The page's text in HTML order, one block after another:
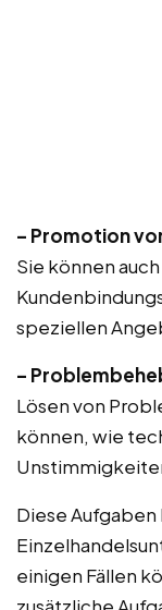
– Promotion
Sie können
speziellen
–
Lösen von
können, wie
Diese Aufgaben
einigen Fällen